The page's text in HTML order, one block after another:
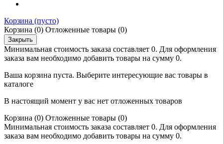
Корзина (пусто)
Корзина (0) Отложенные товары (0)
Закрыть
Минимальная стоимость заказа составляет 0. Для оформления
заказа вам необходимо добавить товары на сумму 0.
Ваша корзина пуста. Выберите интересующие вас товары в
каталоге
В настоящий момент у вас нет отложенных товаров
Корзина (0) Отложенные товары (0)
Минимальная стоимость заказа составляет 0. Для оформления
заказа вам необходимо добавить товары на сумму 0.